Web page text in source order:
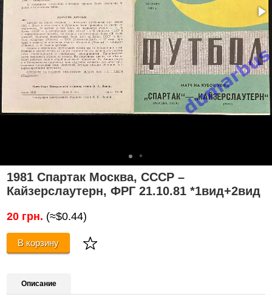
1981 Спартак Москва, СССР –
Кайзерслаутерн, ФРГ 21.10.81 *1вид+2вид
20 грн. (≈$0.44)
В корзину
Описание